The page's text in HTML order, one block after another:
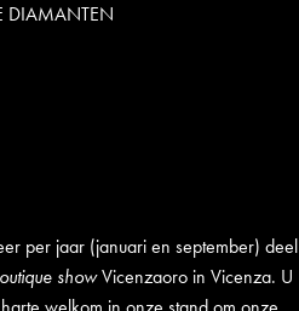
DIAMANTEN
per jaar (januari en september) deel
showVicenzaoro in Vicenza. U